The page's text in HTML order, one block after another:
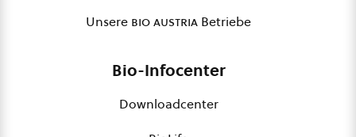
Unsere bio austria Betriebe
Bio-Infocenter
Downloadcenter